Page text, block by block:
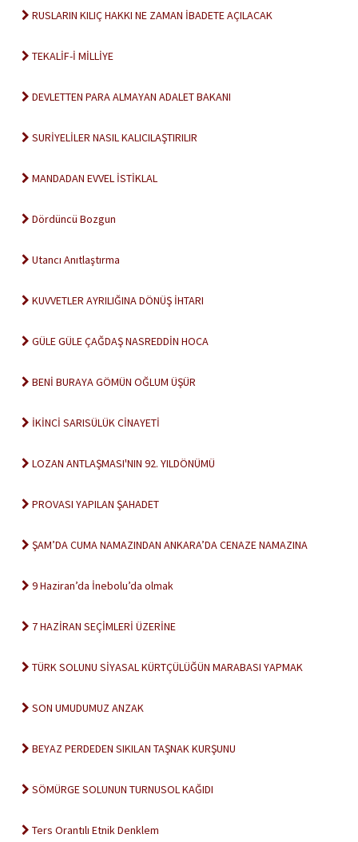
RUSLARIN KILIÇ HAKKI NE ZAMAN İBADETE AÇILACAK
TEKALİF-İ MİLLİYE
DEVLETTEN PARA ALMAYAN ADALET BAKANI
SURİYELİLER NASIL KALICILAŞTIRILIR
MANDADAN EVVEL İSTİKLAL
Dördüncü Bozgun
Utancı Anıtlaştırma
KUVVETLER AYRILIĞINA DÖNÜŞ İHTARI
GÜLE GÜLE ÇAĞDAŞ NASREDDİN HOCA
BENİ BURAYA GÖMÜN OĞLUM ÜŞÜR
İKİNCİ SARISÜLÜK CİNAYETİ
LOZAN ANTLAŞMASI'NIN 92. YILDÖNÜMÜ
PROVASI YAPILAN ŞAHADET
ŞAM’DA CUMA NAMAZINDAN ANKARA’DA CENAZE NAMAZINA
9 Haziran’da İnebolu’da olmak
7 HAZİRAN SEÇİMLERİ ÜZERİNE
TÜRK SOLUNU SİYASAL KÜRTÇÜLÜĞÜN MARABASI YAPMAK
SON UMUDUMUZ ANZAK
BEYAZ PERDEDEN SIKILAN TAŞNAK KURŞUNU
SÖMÜRGE SOLUNUN TURNUSOL KAĞIDI
Ters Orantılı Etnik Denklem